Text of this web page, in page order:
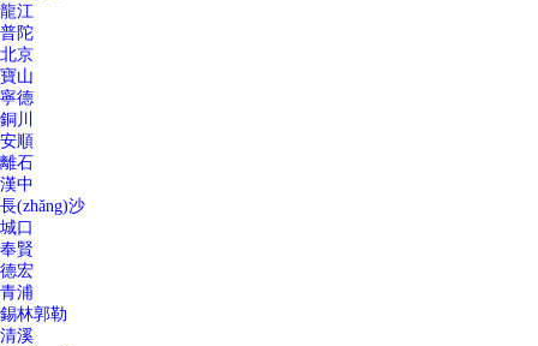
龍江
普陀
北京
寶山
寧德
銅川
安順
離石
漢中
長(zhǎng)沙
城口
奉賢
德宏
青浦
錫林郭勒
清溪